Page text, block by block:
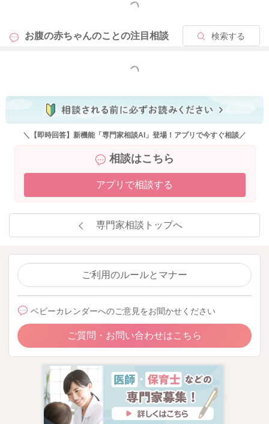
もっと見る
お腹の赤ちゃんのことの注目相談 検索する
もっと見る
＼【即時回答】新機能「専門家相談AI」登場！アプリで今すぐ相談／
相談はこちら
アプリで相談する
専門家相談トップへ
ご利用のルールとマナー
ベビーカレンダーへのご意見をお聞かせください
ご質問・お問い合わせはこちら